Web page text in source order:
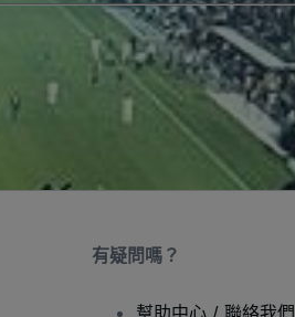
有疑問嗎？
幫助中心 / 聯絡我們